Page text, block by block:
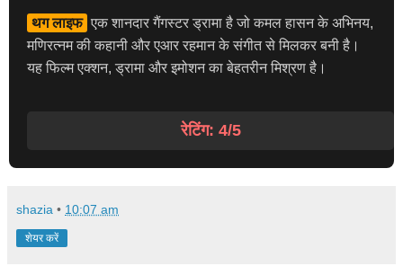
थग लाइफ एक शानदार गैंगस्टर ड्रामा है जो कमल हासन के अभिनय,
मणिरत्नम की कहानी और एआर रहमान के संगीत से मिलकर बनी है।
यह फिल्म एक्शन, ड्रामा और इमोशन का बेहतरीन मिश्रण है।
रेटिंग: 4/5
shazia • 10:07 am
शेयर करें